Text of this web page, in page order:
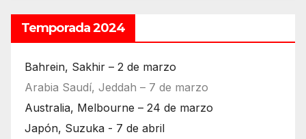
Temporada 2024
Bahrein, Sakhir – 2 de marzo
Arabia Saudí, Jeddah – 7 de marzo
Australia, Melbourne – 24 de marzo
Japón, Suzuka - 7 de abril